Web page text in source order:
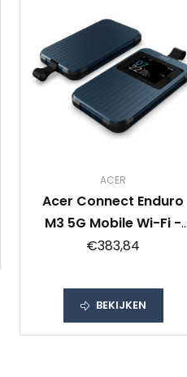
ACER
Acer Connect Enduro
M3 5G Mobile Wi-Fi -
20GB International Data
€383,84
BEKIJKEN